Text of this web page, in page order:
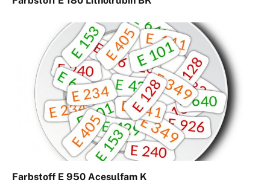
Farbstoff E 950 Acesulfam K